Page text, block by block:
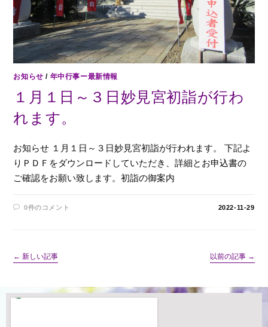
お知らせ / 年中行事ー最新情報
１月１日～３日妙見宮初詣が行わ
れます。
お知らせ １月１日～３日妙見宮初詣が行われます。 下記よ
りＰＤＦをダウンロードしていただき、詳細とお申込書の
ご確認をお願い致します。初詣の御案内
0件のコメント 2022-11-29
← 新しい記事 以前の記事 →